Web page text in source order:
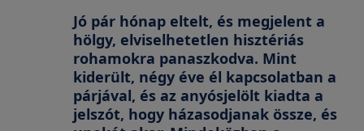
Jó pár hónap eltelt, és megjelent a
hölgy, elviselhetetlen hisztériás
rohamokra panaszkodva. Mint
kiderült, négy éve él kapcsolatban a
párjával, és az anyósjelölt kiadta a
jelszót, hogy házasodjanak össze, és